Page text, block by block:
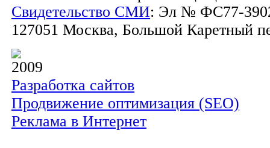
Свидетельство СМИ: Эл № ФС77-
127051 Москва, Большой Каретный
2009
Разработка сайтов
Продвижение оптимизация (SEO)
Реклама в Интернет